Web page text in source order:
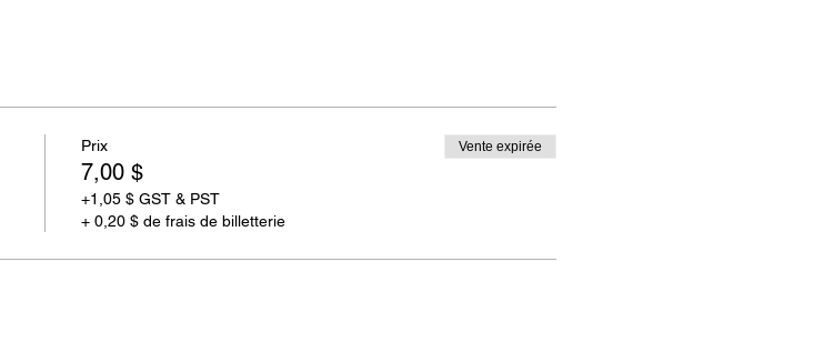
Prix
7,00 $
+1,05 $ GST & PST
+ 0,20 $ de frais de billetterie
Vente expirée